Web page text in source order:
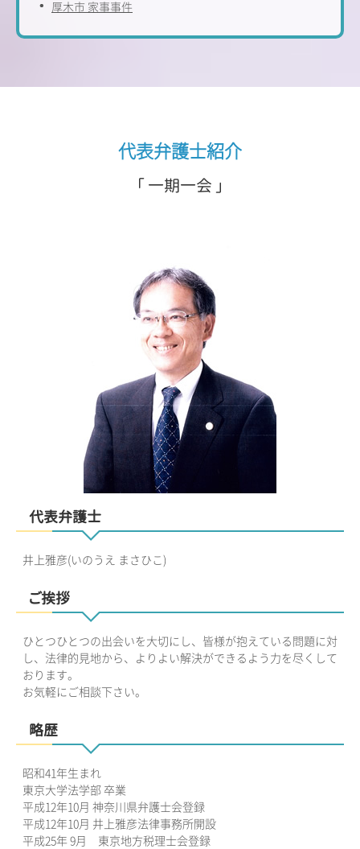
厚木市 家事事件
代表弁護士紹介
「 一期一会 」
代表弁護士
井上雅彦(いのうえ まさひこ)
ご挨拶
ひとつひとつの出会いを大切にし、皆様が抱えている問題に対
し、法律的見地から、よりよい解決ができるよう力を尽くして
おります。
お気軽にご相談下さい。
略歴
昭和41年生まれ
東京大学法学部 卒業
平成12年10月 神奈川県弁護士会登録
平成12年10月 井上雅彦法律事務所開設
平成25年 9月 東京地方税理士会登録